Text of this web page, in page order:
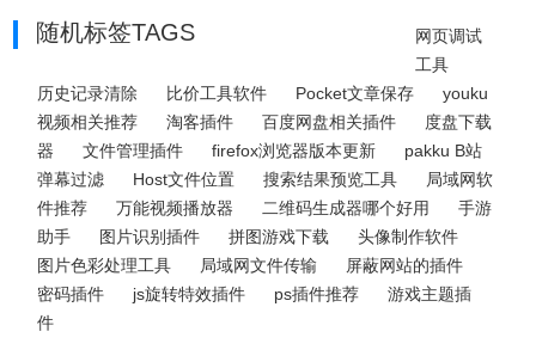
随机标签TAGS
网页调试
工具
历史记录清除
比价工具软件 Pocket文章保存
youku
视频相关推荐
淘客插件 百度网盘相关插件
度盘下载
器
文件管理插件 firefox浏览器版本更新
pakku B站
弹幕过滤
Host文件位置 搜索结果预览工具
局域网软
件推荐
万能视频播放器 二维码生成器哪个好用
手游
助手
图片识别插件 拼图游戏下载
头像制作软件
图片色彩处理工具
局域网文件传输
屏蔽网站的插件
密码插件
js旋转特效插件 ps插件推荐
游戏主题插
件